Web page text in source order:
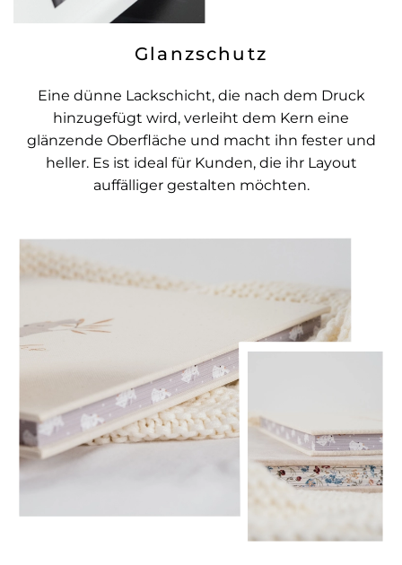
Glanzschutz
Eine dünne Lackschicht, die nach dem Druck
hinzugefügt wird, verleiht dem Kern eine
glänzende Oberfläche und macht ihn fester und
heller. Es ist ideal für Kunden, die ihr Layout
auffälliger gestalten möchten.